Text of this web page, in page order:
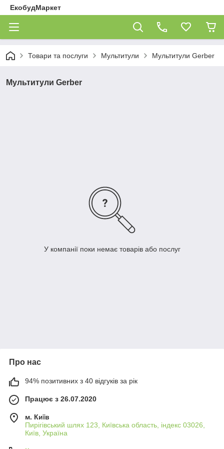
ЕкобудМаркет
Товари та послуги Мультитули Мультитули Gerber
Мультитули Gerber
У компанії поки немає товарів або послуг
Про нас
94% позитивних з 40 відгуків за рік
Працює з 26.07.2020
м. Київ
Пирігівський шлях 123, Київська область, індекс 03026,
Київ, Україна